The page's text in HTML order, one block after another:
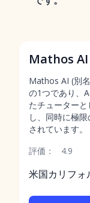
Mathos AI
Mathos AI (別
の1つであり、
たチューター
し、同時に極
されています。
評価：
4.9
米国カリフォ